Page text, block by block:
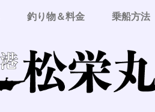
釣り物＆料金 乗船方法